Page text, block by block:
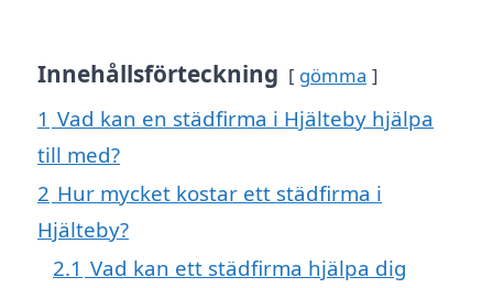
Innehållsförteckning gömma
1 Vad kan en städfirma i Hjälteby hjälpa
till med?
2 Hur mycket kostar ett städfirma i
Hjälteby?
2.1 Vad kan ett städfirma hjälpa dig